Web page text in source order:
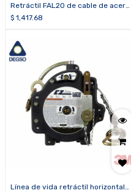
Retráctil FAL20 de cable de acero
de 20 metros
$ 1,417.68
Línea de vida retráctil horizontal